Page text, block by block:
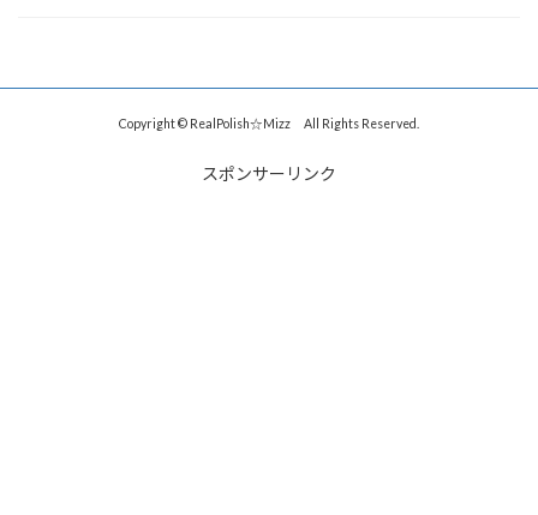
Copyright © RealPolish☆Mizz All Rights Reserved.
スポンサーリンク